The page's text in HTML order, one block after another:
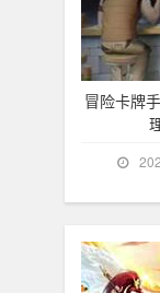
冒险卡牌